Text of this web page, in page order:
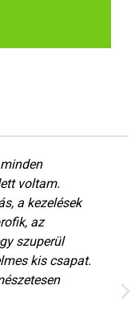
voltam.
a kezelések
az
szuperül
kis csapat.